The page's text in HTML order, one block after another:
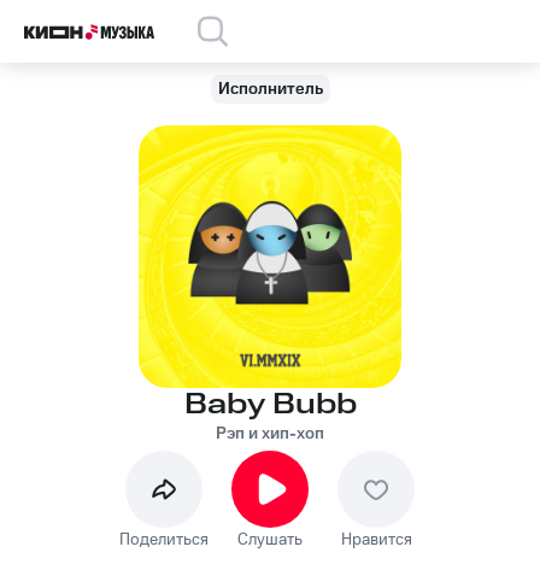
Исполнитель
Baby Bubb
Рэп и хип-хоп
Поделиться Слушать Нравится